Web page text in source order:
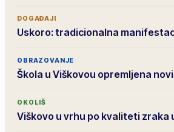
DOGAĐAJI
Uskoro: tradicionalna
OBRAZOVANJE
Škola u Viškovou opremljena
OKOLIŠ
Viškovo u vrhu po kvaliteti zraka